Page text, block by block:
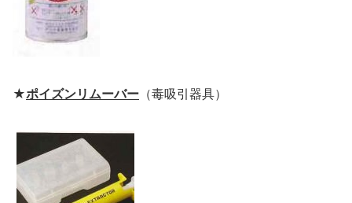
★ポイズンリムーバー （毒吸引器具）